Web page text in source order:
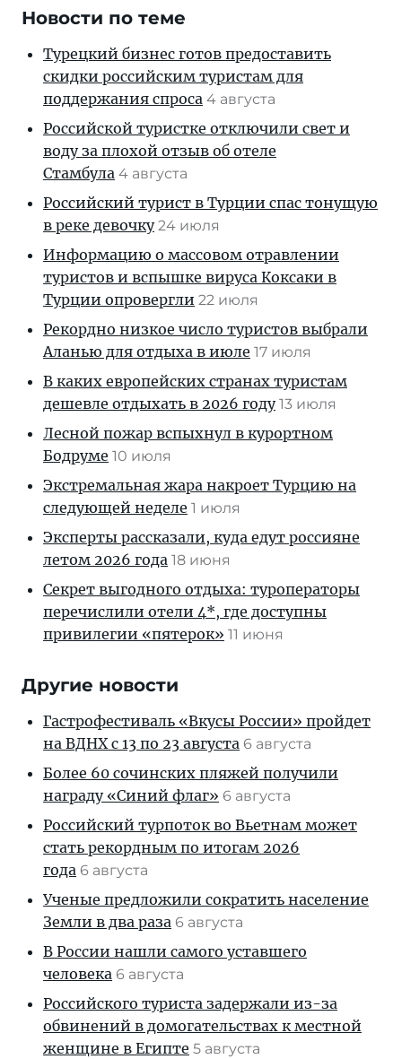
Новости по теме
Турецкий бизнес готов предоставить
скидки российским туристам для
поддержания спроса 4 августа
Российской туристке отключили свет и
воду за плохой отзыв об отеле
Стамбула 4 августа
Российский турист в Турции спас тонущую
в реке девочку 24 июля
Информацию о массовом отравлении
туристов и вспышке вируса Коксаки в
Турции опровергли 22 июля
Рекордно низкое число туристов выбрали
Аланью для отдыха в июле 17 июля
В каких европейских странах туристам
дешевле отдыхать в 2026 году 13 июля
Лесной пожар вспыхнул в курортном
Бодруме 10 июля
Экстремальная жара накроет Турцию на
следующей неделе 1 июля
Эксперты рассказали, куда едут россияне
летом 2026 года 18 июня
Секрет выгодного отдыха: туроператоры
перечислили отели 4*, где доступны
привилегии «пятерок» 11 июня
Другие новости
Гастрофестиваль «Вкусы России» пройдет
на ВДНХ с 13 по 23 августа 6 августа
Более 60 сочинских пляжей получили
награду «Синий флаг» 6 августа
Российский турпоток во Вьетнам может
стать рекордным по итогам 2026
года 6 августа
Ученые предложили сократить население
Земли в два раза 6 августа
В России нашли самого уставшего
человека 6 августа
Российского туриста задержали из-за
обвинений в домогательствах к местной
женщине в Египте 5 августа